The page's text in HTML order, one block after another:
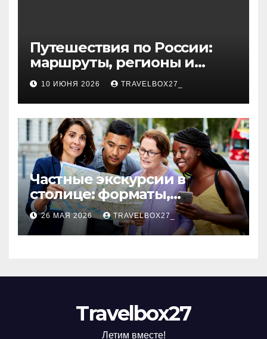
Путешествия по России:
маршруты, регионы и
особенности поездок
10 ИЮНЯ 2026 TRAVELBOX27_
Частные экскурсии в
столице: форматы,
маршруты и особенности
организации
26 МАЯ 2026 TRAVELBOX27_
Travelbox27
Летим вместе!